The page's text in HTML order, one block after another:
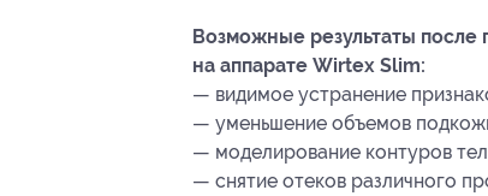
Возможные результаты
на аппарате Wirtex Slim:
— видимое устранение
— уменьшение объемов
— моделирование контуров
— снятие отеков различного